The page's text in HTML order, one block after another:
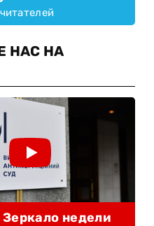
НАС НА
Зеркало недели